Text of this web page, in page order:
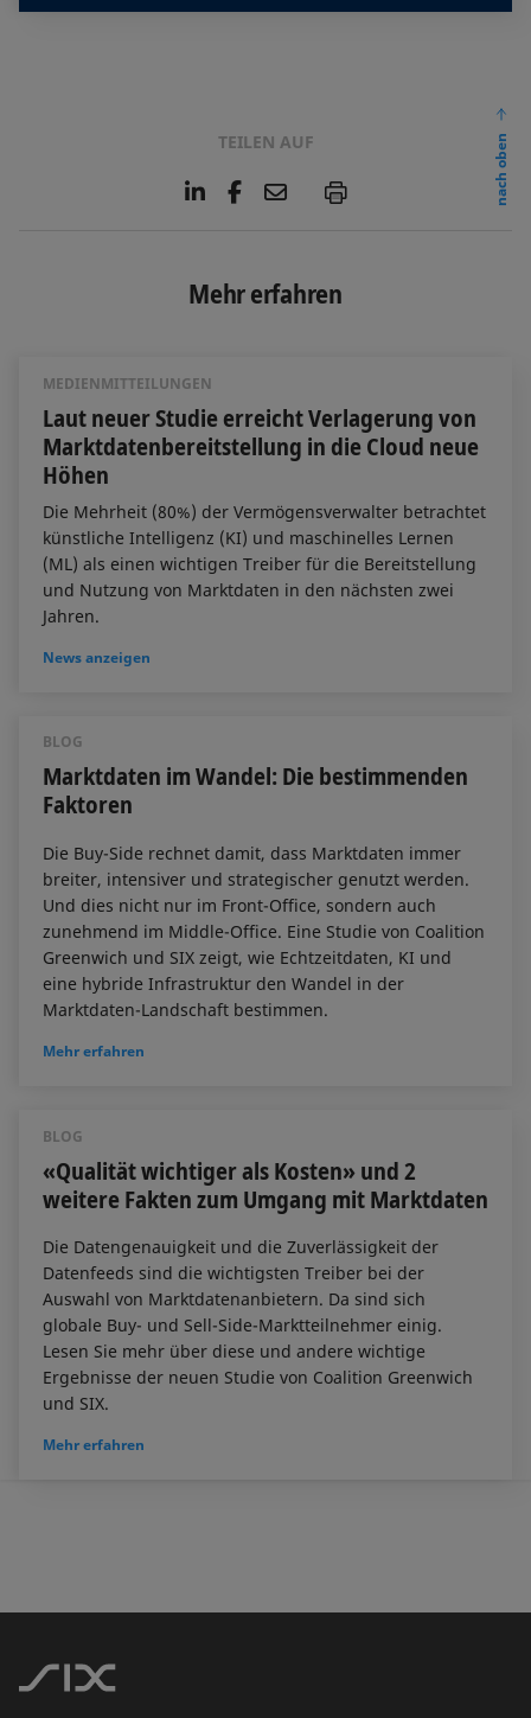
TEILEN AUF
L
e
d
F
o
E
l
P
nach oben
Mehr erfahren
MEDIENMITTEILUNGEN
Laut neuer Studie erreicht Verlagerung von
Marktdatenbereitstellung in die Cloud neue
Höhen
Die Mehrheit (80%) der Vermögensverwalter betrachtet
künstliche Intelligenz (KI) und maschinelles Lernen
(ML) als einen wichtigen Treiber für die Bereitstellung
und Nutzung von Marktdaten in den nächsten zwei
Jahren.
News anzeigen
BLOG
Marktdaten im Wandel: Die bestimmenden
Faktoren
Die Buy-Side rechnet damit, dass Marktdaten immer
breiter, intensiver und strategischer genutzt werden.
Und dies nicht nur im Front-Office, sondern auch
zunehmend im Middle-Office. Eine Studie von Coalition
Greenwich und SIX zeigt, wie Echtzeitdaten, KI und
eine hybride Infrastruktur den Wandel in der
Marktdaten-Landschaft bestimmen.
Mehr erfahren
BLOG
«Qualität wichtiger als Kosten» und 2
weitere Fakten zum Umgang mit Marktdaten
Die Datengenauigkeit und die Zuverlässigkeit der
Datenfeeds sind die wichtigsten Treiber bei der
Auswahl von Marktdatenanbietern. Da sind sich
globale Buy- und Sell-Side-Marktteilnehmer einig.
Lesen Sie mehr über diese und andere wichtige
Ergebnisse der neuen Studie von Coalition Greenwich
und SIX.
Mehr erfahren